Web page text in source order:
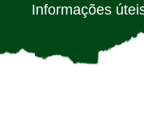
Informações